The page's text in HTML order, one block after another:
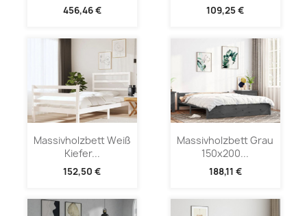
456,46 € 109,25 €
Massivholzbett Weiß
Kiefer...
152,50 €
Massivholzbett Grau
150x200...
188,11 €